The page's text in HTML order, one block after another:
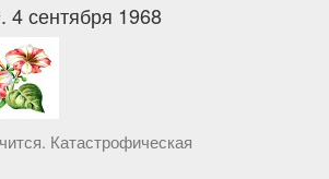
4 сентября 1968
Катастрофическая